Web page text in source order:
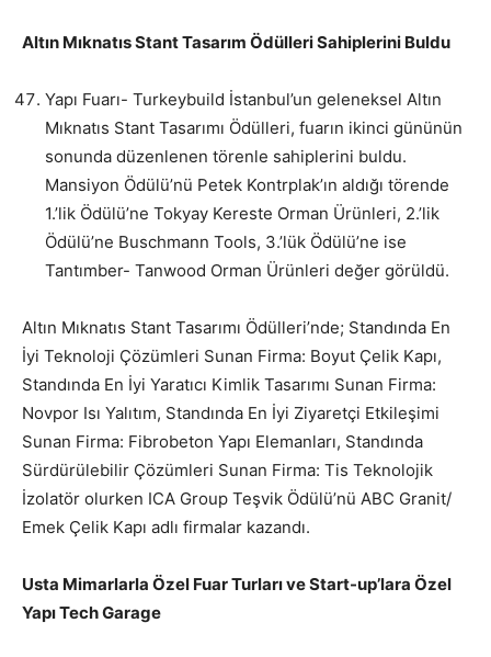
Altın Mıknatıs Stant Tasarım Ödülleri Sahiplerini Buldu
Yapı Fuarı- Turkeybuild İstanbul’un geleneksel Altın
Mıknatıs Stant Tasarımı Ödülleri, fuarın ikinci gününün
sonunda düzenlenen törenle sahiplerini buldu.
Mansiyon Ödülü’nü Petek Kontrplak’ın aldığı törende
1.’lik Ödülü’ne Tokyay Kereste Orman Ürünleri, 2.’lik
Ödülü’ne Buschmann Tools, 3.’lük Ödülü’ne ise
Tantımber- Tanwood Orman Ürünleri değer görüldü.
Altın Mıknatıs Stant Tasarımı Ödülleri’nde; Standında En
İyi Teknoloji Çözümleri Sunan Firma: Boyut Çelik Kapı,
Standında En İyi Yaratıcı Kimlik Tasarımı Sunan Firma:
Novpor Isı Yalıtım, Standında En İyi Ziyaretçi Etkileşimi
Sunan Firma: Fibrobeton Yapı Elemanları, Standında
Sürdürülebilir Çözümleri Sunan Firma: Tis Teknolojik
İzolatör olurken ICA Group Teşvik Ödülü’nü ABC Granit/
Emek Çelik Kapı adlı firmalar kazandı.
Usta Mimarlarla Özel Fuar Turları ve Start-up’lara Özel
Yapı Tech Garage